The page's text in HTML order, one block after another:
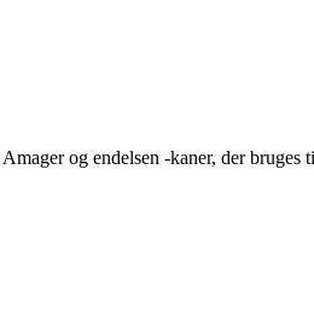
og endelsen -kaner, der bruges